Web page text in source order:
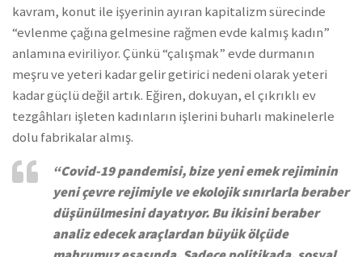
kavram, konut ile işyerinin ayıran kapitalizm sürecinde
“evlenme çağına gelmesine rağmen evde kalmış kadın”
anlamına eviriliyor. Çünkü “çalışmak” evde durmanın
meşru ve yeteri kadar gelir getirici nedeni olarak yeteri
kadar güçlü değil artık. Eğiren, dokuyan, el çıkrıklı ev
tezgâhları işleten kadınların işlerini buharlı makinelerle
dolu fabrikalar almış.
“Covid-19 pandemisi, bize yeni emek rejiminin
yeni çevre rejimiyle ve ekolojik sınırlarla beraber
düşünülmesini dayatıyor. Bu ikisini beraber
analiz edecek araçlardan büyük ölçüde